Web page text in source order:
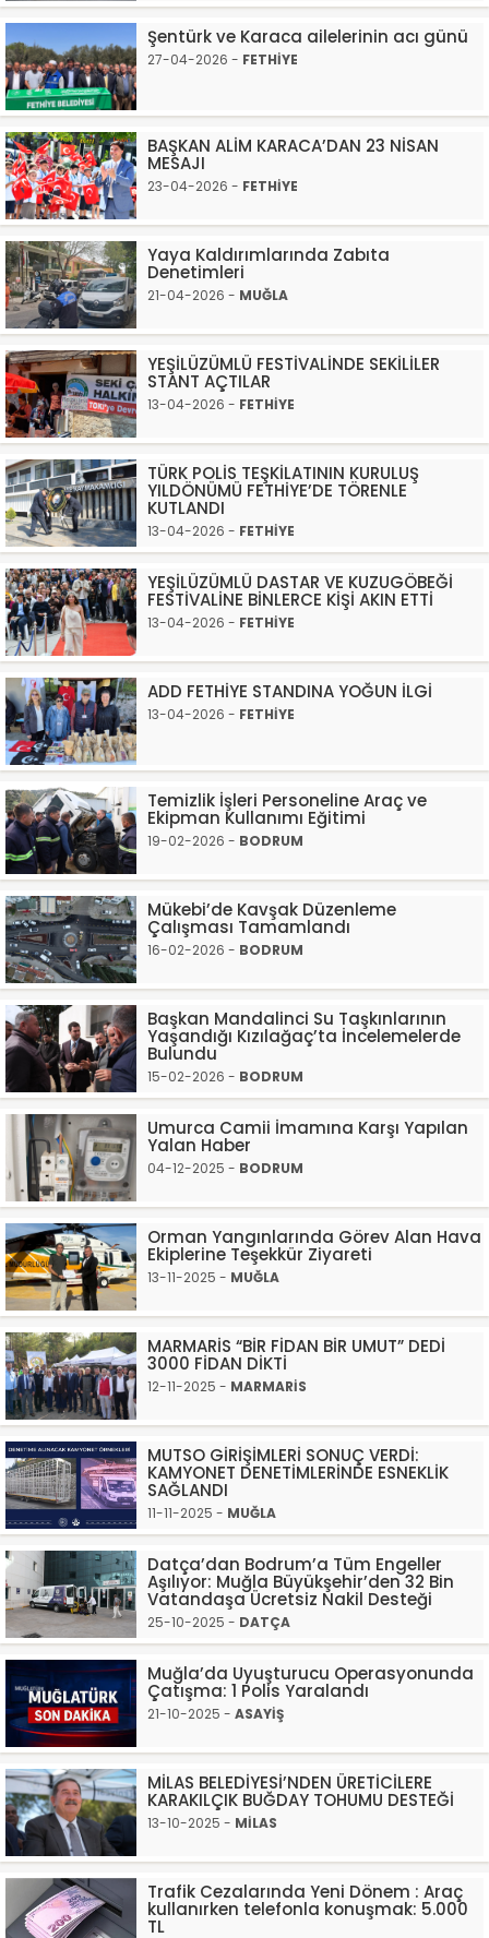
Şentürk ve Karaca ailelerinin acı günü
27-04-2026 - FETHİYE
BAŞKAN ALİM KARACA’DAN 23 NİSAN
MESAJI
23-04-2026 - FETHİYE
Yaya Kaldırımlarında Zabıta
Denetimleri
21-04-2026 - MUĞLA
YEŞİLÜZÜMLÜ FESTİVALİNDE SEKİLİLER
STANT AÇTILAR
13-04-2026 - FETHİYE
TÜRK POLİS TEŞKİLATININ KURULUŞ
YILDÖNÜMÜ FETHİYE’DE TÖRENLE
KUTLANDI
13-04-2026 - FETHİYE
YEŞİLÜZÜMLÜ DASTAR VE KUZUGÖBEĞİ
FESTİVALİNE BİNLERCE KİŞİ AKIN ETTİ
13-04-2026 - FETHİYE
ADD FETHİYE STANDINA YOĞUN İLGİ
13-04-2026 - FETHİYE
Temizlik İşleri Personeline Araç ve
Ekipman Kullanımı Eğitimi
19-02-2026 - BODRUM
Mükebi’de Kavşak Düzenleme
Çalışması Tamamlandı
16-02-2026 - BODRUM
Başkan Mandalinci Su Taşkınlarının
Yaşandığı Kızılağaç’ta İncelemelerde
Bulundu
15-02-2026 - BODRUM
Umurca Camii İmamına Karşı Yapılan
Yalan Haber
04-12-2025 - BODRUM
Orman Yangınlarında Görev Alan Hava
Ekiplerine Teşekkür Ziyareti
13-11-2025 - MUĞLA
MARMARİS “BİR FİDAN BİR UMUT” DEDİ
3000 FİDAN DİKTİ
12-11-2025 - MARMARİS
MUTSO GİRİŞİMLERİ SONUÇ VERDİ:
KAMYONET DENETİMLERİNDE ESNEKLİK
SAĞLANDI
11-11-2025 - MUĞLA
Datça’dan Bodrum’a Tüm Engeller
Aşılıyor: Muğla Büyükşehir’den 32 Bin
Vatandaşa Ücretsiz Nakil Desteği
25-10-2025 - DATÇA
Muğla’da Uyuşturucu Operasyonunda
Çatışma: 1 Polis Yaralandı
21-10-2025 - ASAYİŞ
MİLAS BELEDİYESİ’NDEN ÜRETİCİLERE
KARAKILÇIK BUĞDAY TOHUMU DESTEĞİ
13-10-2025 - MİLAS
Trafik Cezalarında Yeni Dönem : Araç
kullanırken telefonla konuşmak: 5.000
TL